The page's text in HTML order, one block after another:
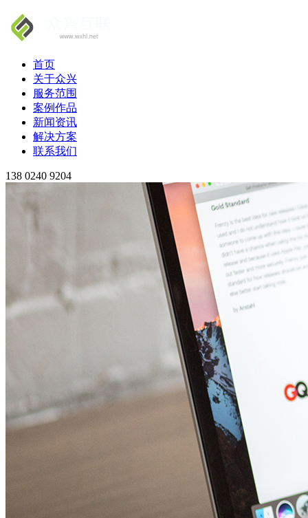
首页
关于众兴
服务范围
案例作品
新闻资讯
解决方案
联系我们
138 0240 9204